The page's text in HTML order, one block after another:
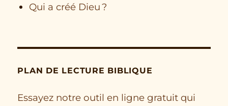
Qui a créé Dieu ?
PLAN DE LECTURE BIBLIQUE
Essayez notre outil en ligne gratuit qui